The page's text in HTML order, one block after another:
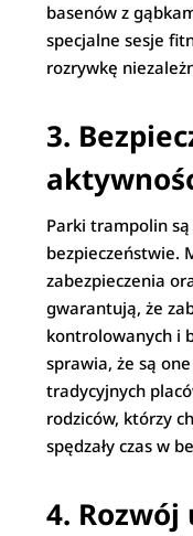
basenów z
specjalne sesje
rozrywkę
3.
Parki trampolin
bezpieczeństwie.
zabezpieczenia
gwarantują, że
kontrolowanych i
sprawia, że są
tradycyjnych
rodziców, którzy
spędzały czas w
4.